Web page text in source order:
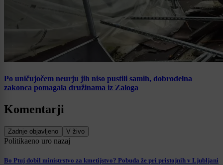
Po uničujočem neurju jih niso pustili samih, dobrodelna
zakonca pomagala družinama iz Zaloga
Komentarji
Zadnje objavljeno V živo
Politikaeno uro nazaj
Bo Ptuj dobil ministrstvo za kmetijstvo? Pobuda že pri pristojnih v Ljubljani